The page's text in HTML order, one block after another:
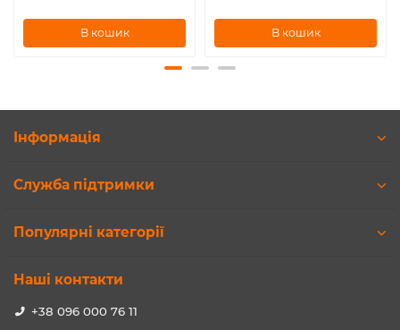
В кошик В кошик
Інформація
Служба підтримки
Популярні категорії
Наші контакти
+38 096 000 76 11